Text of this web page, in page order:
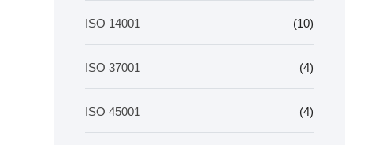
ISO 14001 (10)
ISO 37001 (4)
ISO 45001 (4)